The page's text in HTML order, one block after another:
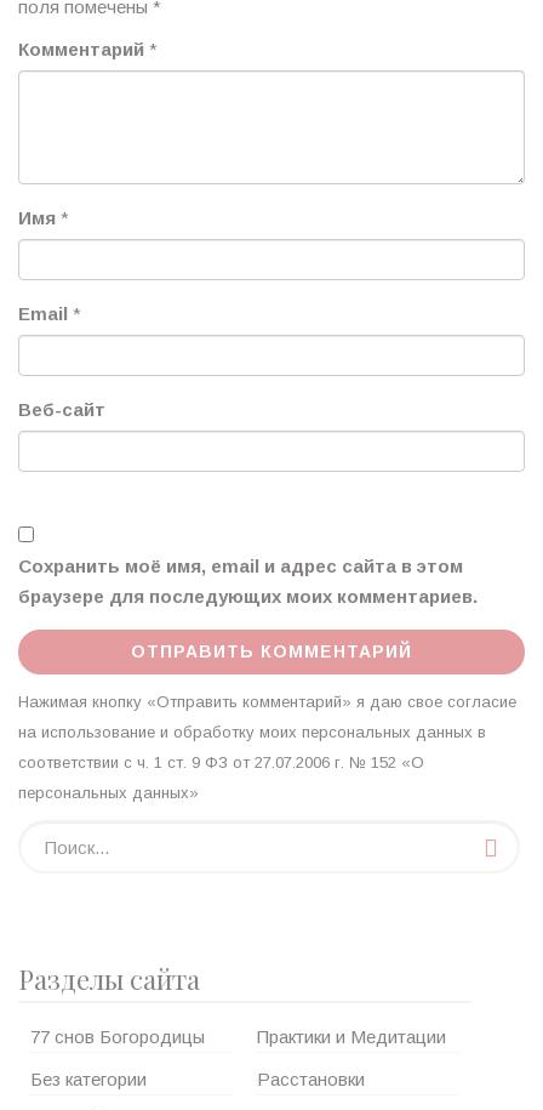
поля помечены *
Комментарий *
Имя *
Email *
Веб-сайт
Сохранить моё имя, email и адрес сайта в этом
браузере для последующих моих комментариев.
Нажимая кнопку «Отправить комментарий» я даю свое согласие
на использование и обработку моих персональных данных в
соответствии с ч. 1 ст. 9 ФЗ от 27.07.2006 г. № 152 «О
персональных данных»
Разделы сайта
77 снов Богородицы
Без категории
Практики и Медитации
Расстановки